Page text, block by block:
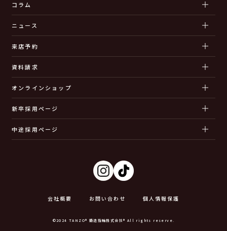
会社概要 お問い合わせ 個人情報保護
©2024 TANZO® 鍛造指輪株式会社® All rights reserve.
コラム
ニュース
来店予約
資料請求
オンラインショップ
新卒採用ページ
中途採用ページ